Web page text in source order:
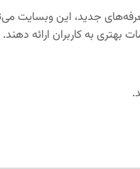
جدید، این وبسایت
بهتری به کاربران ارائه دهند.